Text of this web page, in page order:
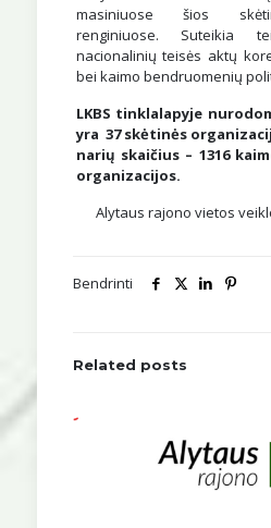
masiniuose šios
renginiuose. Suteikia
nacionalinių teisės aktų
bei kaimo bendruomenių
LKBS tinklalapyje
yra 37 skėtinės
narių skaičius – 1316
organizacijos.
Alytaus rajono vietos
Bendrinti
Related posts